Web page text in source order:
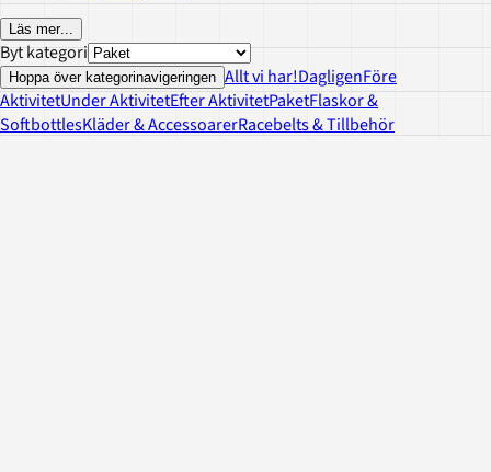
Läs mer...
Byt kategori
Hoppa över kategorinavigeringen Allt vi har!DagligenFöre
AktivitetUnder AktivitetEfter AktivitetPaketFlaskor &
SoftbottlesKläder & AccessoarerRacebelts & Tillbehör